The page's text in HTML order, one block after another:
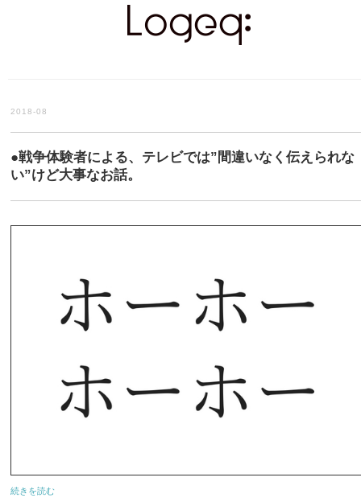
2018-08
●戦争体験者による、テレビでは”間違いなく伝えられな
い”けど大事なお話。
続きを読む